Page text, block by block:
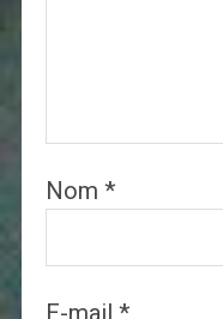
Nom *
E-mail *